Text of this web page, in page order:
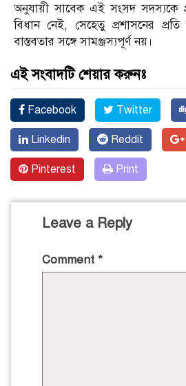
অনুযায়ী সাবেক এই সংসদ সদস্যকে
বিধান নেই, সেহেতু প্রশাসনের
বাস্তবতার সঙ্গে সামঞ্জস্যপূর্ণ নয়।
এই সংবাদটি শেয়ার করুনঃ
Facebook Twitter
Linkedin Reddit
Pinterest Print
Leave a Reply
Comment *